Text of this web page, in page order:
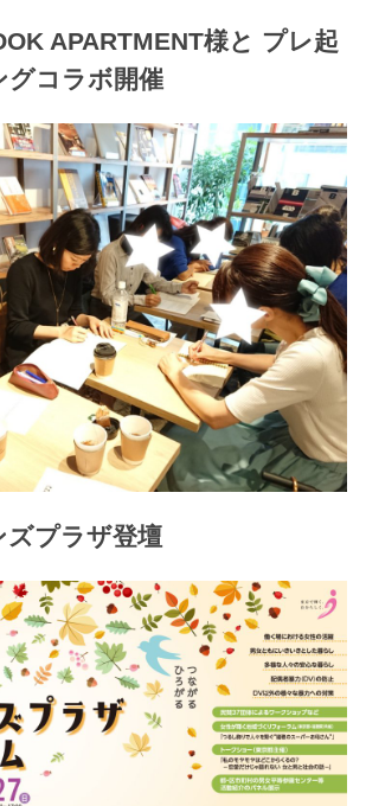
APARTMENT様と プレ起
グコラボ開催
ズプラザ登壇